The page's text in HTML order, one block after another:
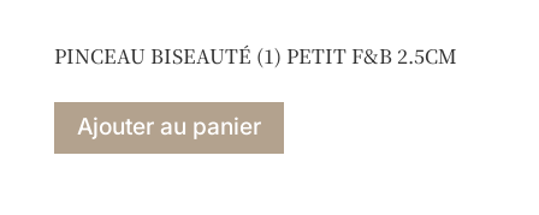
PINCEAU BISEAUTÉ (1) PETIT F&B 2.5CM
Ajouter au panier